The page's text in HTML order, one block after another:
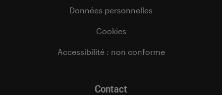
Données personnelles
Cookies
Accessibilité : non conforme
Contact